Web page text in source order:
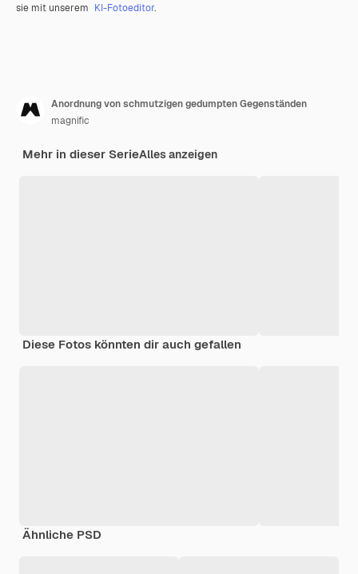
sie mit unserem KI-Fotoeditor.
Anordnung von schmutzigen gedumpten Gegenständen
magnific
Mehr in dieser SerieAlles anzeigen
Diese Fotos könnten dir auch gefallen
Ähnliche PSD